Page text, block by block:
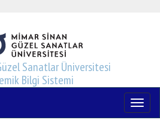
Sanatlar Üniversitesi
Bilgi Sistemi
Menu